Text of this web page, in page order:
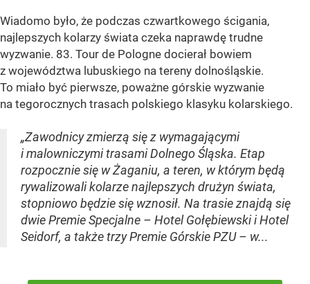
Wiadomo było, że podczas czwartkowego ścigania,
najlepszych kolarzy świata czeka naprawdę trudne
wyzwanie. 83. Tour de Pologne docierał bowiem
z województwa lubuskiego na tereny dolnośląskie.
To miało być pierwsze, poważne górskie wyzwanie
na tegorocznych trasach polskiego klasyku kolarskiego.
„Zawodnicy zmierzą się z wymagającymi
i malowniczymi trasami Dolnego Śląska. Etap
rozpocznie się w Żaganiu, a teren, w którym będą
rywalizowali kolarze najlepszych drużyn świata,
stopniowo będzie się wznosił. Na trasie znajdą się
dwie Premie Specjalne – Hotel Gołębiewski i Hotel
Seidorf, a także trzy Premie Górskie PZU – w...